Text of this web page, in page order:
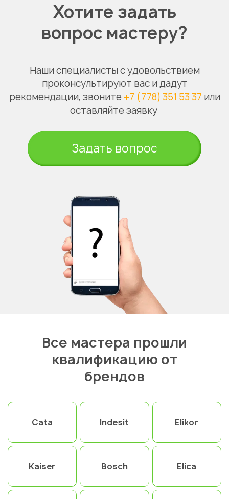
Хотите задать
вопрос мастеру?
Наши специалисты с удовольствием
проконсультируют вас и дадут
рекомендации, звоните +7 (778) 351 53 37 или
оставляйте заявку
Задать вопрос
Все мастера прошли
квалификацию от
брендов
Cata Indesit Elikor
Kaiser Bosch Elica